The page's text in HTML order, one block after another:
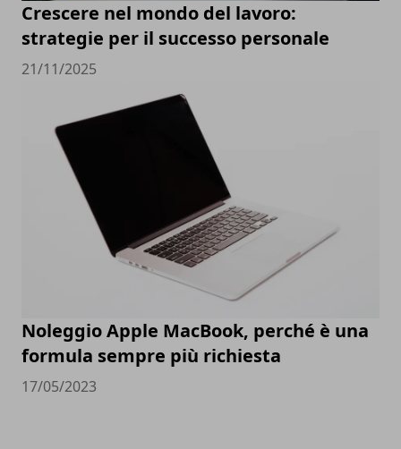
Crescere nel mondo del lavoro:
strategie per il successo personale
21/11/2025
Noleggio Apple MacBook, perché è una
formula sempre più richiesta
17/05/2023